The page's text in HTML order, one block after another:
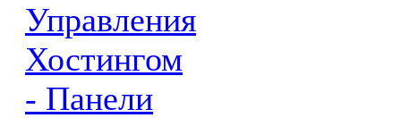
Управления
Хостингом
- Панели